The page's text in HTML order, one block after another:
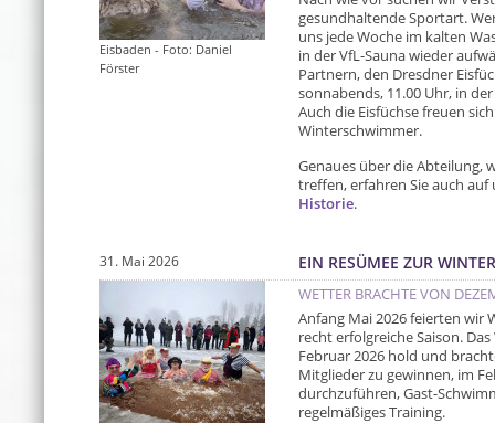
gesundhaltende Sportart.
uns jede Woche im kalten
in der VfL-Sauna wieder
Partnern, den Dresdner
sonnabends, 11.00 Uhr, in
Auch die Eisfüchse freuen
Winterschwimmer.
Genaues über die Abteilung,
treffen, erfahren Sie auch
Historie.
Eisbaden - Foto: Daniel
Förster
EIN RESÜMEE ZUR
31. Mai 2026
WETTER BRACHTE VON
Anfang Mai 2026 feierten wir
recht erfolgreiche Saison.
Februar 2026 hold und
Mitglieder zu gewinnen, im
durchzuführen, Gast-
regelmäßiges Training.